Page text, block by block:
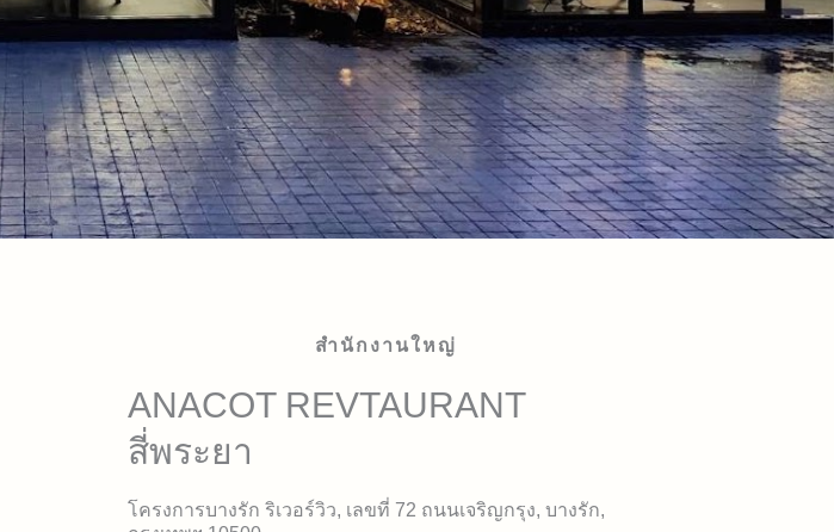
สำนักงานใหญ่
ANACOT REVTAURANT
สี่พระยา
โครงการบางรัก ริเวอร์วิว, เลขที่ 72 ถนนเจริญกรุง, บางรัก,